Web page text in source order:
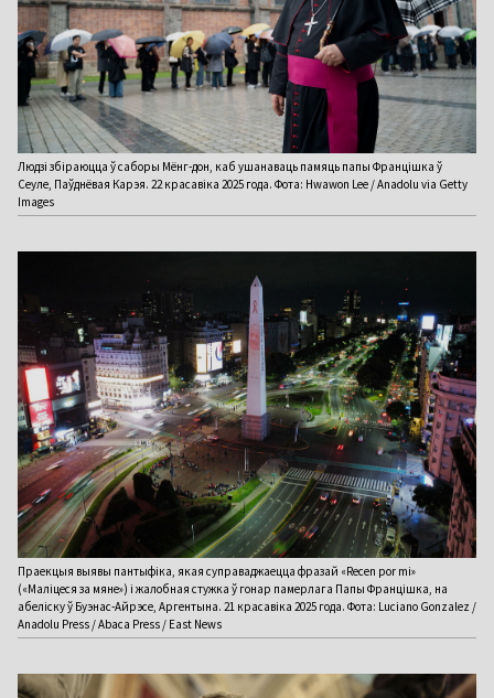
Людзі збіраюцца ў саборы Мёнг-дон, каб ушанаваць памяць папы Францішка ў
Сеуле, Паўднёвая Карэя. 22 красавіка 2025 года. Фота: Hwawon Lee / Anadolu via Getty
Images
Праекцыя выявы пантыфіка, якая суправаджаецца фразай «Recen por mi»
(«Маліцеся за мяне») і жалобная стужка ў гонар памерлага Папы Францішка, на
абеліску ў Буэнас-Айрэсе, Аргентына. 21 красавіка 2025 года. Фота: Luciano Gonzalez /
Anadolu Press / Abaca Press / East News